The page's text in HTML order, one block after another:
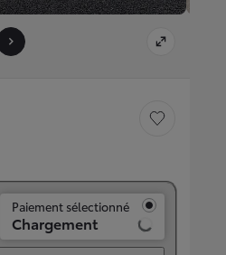
Sauvegarder le
Paiement sélectionné
Chargement